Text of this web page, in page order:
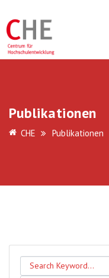
Publikationen
CHE Publikationen